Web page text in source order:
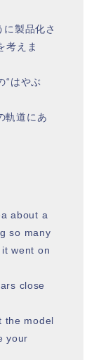
製品化さ
考えま
“はやぶ
軌道にあ
about a
so many
went on
close
the model
your